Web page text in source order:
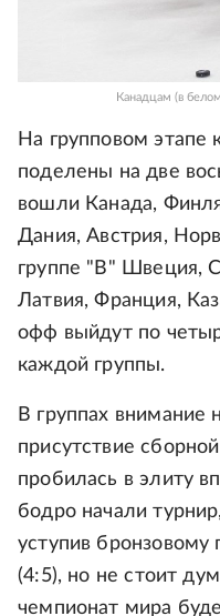
Канадцам (в
На групповом
поделены на две
вошли Канада,
Дания, Австрия,
группе "В" Швеция,
Латвия, Франция,
офф выйдут по
каждой группы.
В группах внимание
присутствие
пробилась в элиту
бодро начали
уступив
(4:5), но не стоит
чемпионат мира